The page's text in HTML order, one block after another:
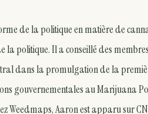
de la politique en matière de
la politique. Il a conseillé des
dans la promulgation de la
gouvernementales au Marijuana
Weedmaps, Aaron est apparu sur